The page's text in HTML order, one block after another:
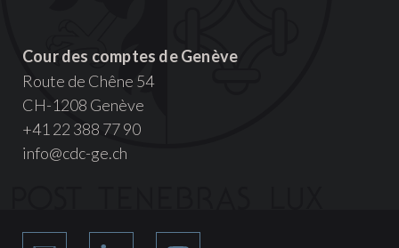
Cour des comptes de Genève
Route de Chêne 54
CH-1208 Genève
+41 22 388 77 90
info@cdc-ge.ch